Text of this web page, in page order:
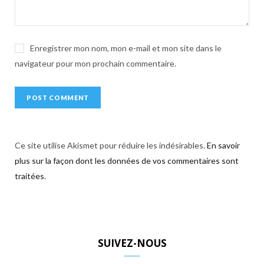
Enregistrer mon nom, mon e-mail et mon site dans le
navigateur pour mon prochain commentaire.
Ce site utilise Akismet pour réduire les indésirables.En savoir
plus sur la façon dont les données de vos commentaires sont
traitées.
SUIVEZ-NOUS